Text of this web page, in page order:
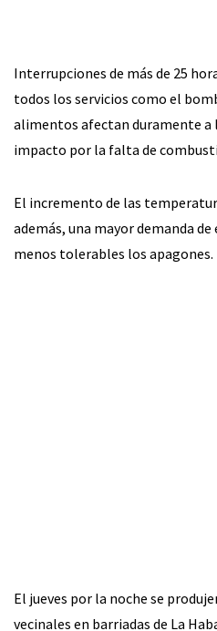
Interrupciones de más de 25
todos los servicios como el
alimentos afectan duramente a
impacto por la falta de
El incremento de las
además, una mayor demanda
menos tolerables los apagones.
El jueves por la noche se
vecinales en barriadas de La